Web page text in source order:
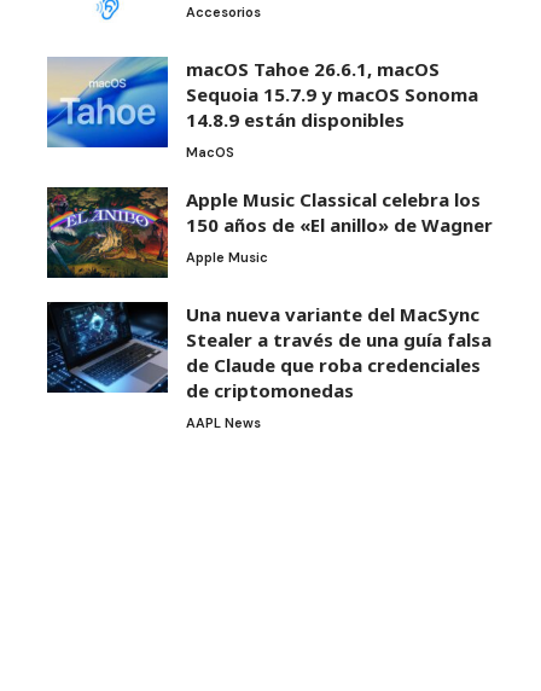
Accesorios
macOS Tahoe 26.6.1, macOS
Sequoia 15.7.9 y macOS Sonoma
14.8.9 están disponibles
MacOS
Apple Music Classical celebra los
150 años de «El anillo» de Wagner
Apple Music
Una nueva variante del MacSync
Stealer a través de una guía falsa
de Claude que roba credenciales
de criptomonedas
AAPL News